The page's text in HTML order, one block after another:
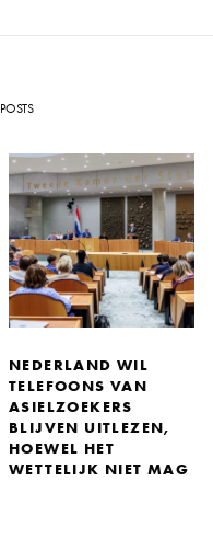
NEDERLAND WIL
TELEFOONS VAN
ASIELZOEKERS
BLIJVEN UITLEZEN,
HOEWEL HET
WETTELIJK NIET MAG